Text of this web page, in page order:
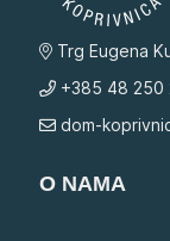
Trg Eugena
+385 48 250
dom-
O NAMA